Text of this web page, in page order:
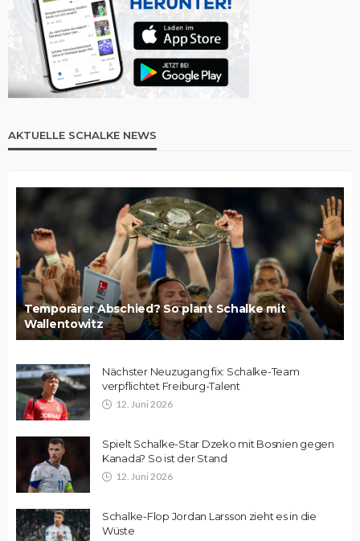
AKTUELLE SCHALKE NEWS
Temporärer Abschied? So plant Schalke mit
Wallentowitz
Nächster Neuzugang fix: Schalke-Team
verpflichtet Freiburg-Talent
12. Juni 2026
Spielt Schalke-Star Dzeko mit Bosnien gegen
Kanada? So ist der Stand
12. Juni 2026
Schalke-Flop Jordan Larsson zieht es in die
Wüste